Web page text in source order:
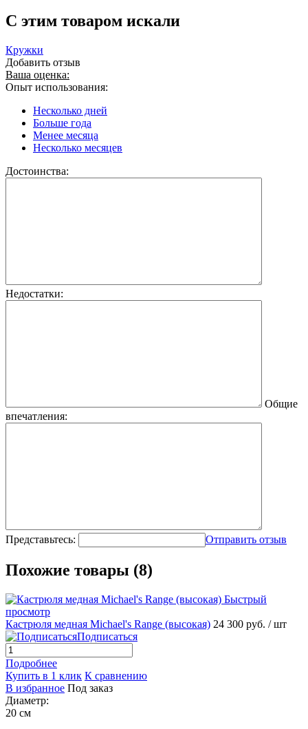
C этим товаром искали
Кружки
Добавить отзыв
Ваша оценка:
Опыт использования:
Несколько дней
Больше года
Менее месяца
Несколько месяцев
Достоинства:
Недостатки:
Общие
впечатления:
Представьтесь: Отправить отзыв
Похожие товары (8)
Быстрый
просмотр
Кастрюля медная Michael's Range (высокая) 24 300 руб. / шт
Подписаться
Подробнее
Купить в 1 клик К сравнению
В избранное Под заказ
Диаметр:
20 см